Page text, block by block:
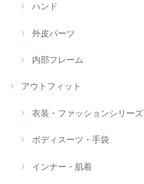
ハンド
外皮パーツ
内部フレーム
アウトフィット
衣装・ファッションシリーズ
ボディスーツ・手袋
インナー・肌着